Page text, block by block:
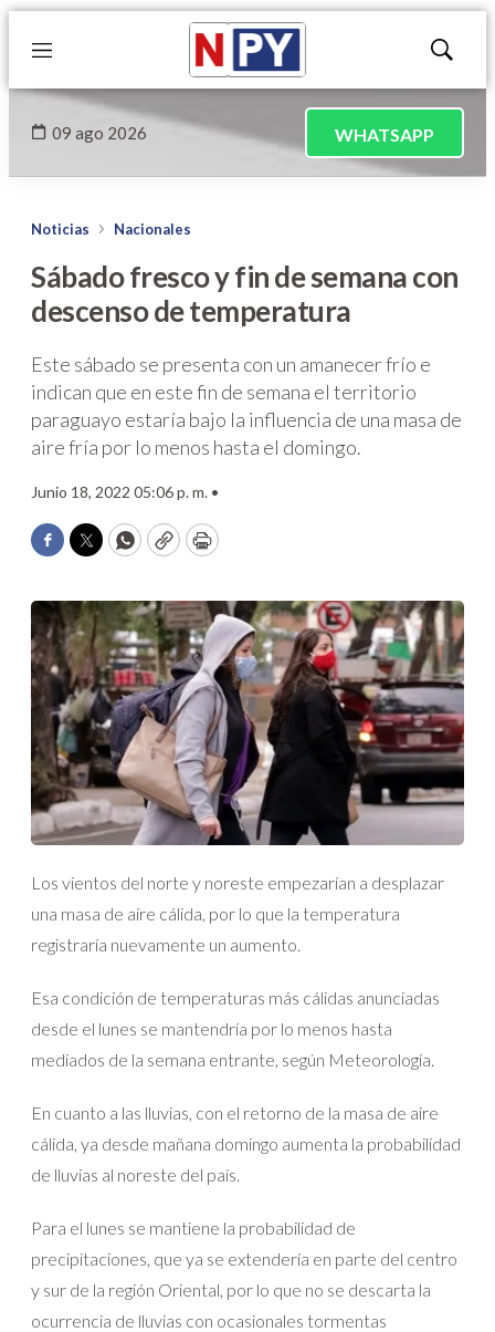
Menú
Mostrar
09 ago 2026 WHATSAPP
Noticias Nacionales
Sábado fresco y fin de semana con
descenso de temperatura
Este sábado se presenta con un amanecer frío e
indican que en este fin de semana el territorio
paraguayo estaría bajo la influencia de una masa de
aire fría por lo menos hasta el domingo.
Junio 18, 2022 05:06 p. m. •
Facebook
TwitterWhatsApp
CopyPrint
Los vientos del norte y noreste empezarían a desplazar
una masa de aíre cálida, por lo que la temperatura
registraría nuevamente un aumento.
Esa condición de temperaturas más cálidas anunciadas
desde el lunes se mantendría por lo menos hasta
mediados de la semana entrante, según Meteorología.
En cuanto a las lluvias, con el retorno de la masa de aire
cálida, ya desde mañana domingo aumenta la probabilidad
de lluvias al noreste del país.
Para el lunes se mantiene la probabilidad de
precipitaciones, que ya se extendería en parte del centro
y sur de la región Oriental, por lo que no se descarta la
ocurrencia de lluvias con ocasionales tormentas